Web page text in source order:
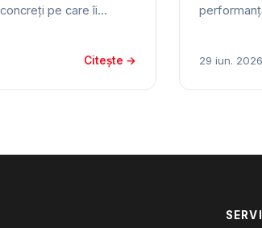
pe care îi…
Citește → 29 iun. 2026